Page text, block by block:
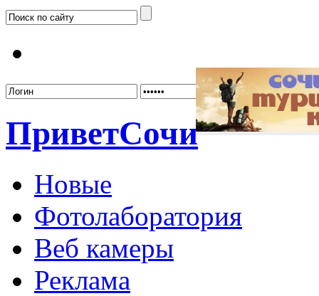
ПриветСочи
Новые
Фотолаборатория
Веб камеры
Реклама